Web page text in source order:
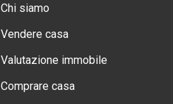
Chi siamo
Vendere casa
Valutazione immobile
Comprare casa